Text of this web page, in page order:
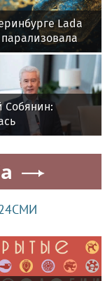
Lada
на
Собянин:
комплекса